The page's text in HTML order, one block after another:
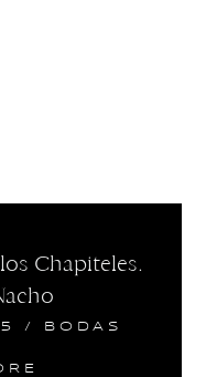
Chapiteles.
/ BODAS